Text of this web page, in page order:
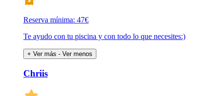
Reserva mínima: 47€
Te ayudo con tu piscina y con todo lo que necesites:)
+ Ver más - Ver menos
Chriis